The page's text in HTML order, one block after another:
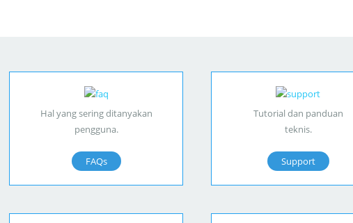
Hal yang sering ditanyakan
pengguna.
FAQs
Tutorial dan panduan
teknis.
Support